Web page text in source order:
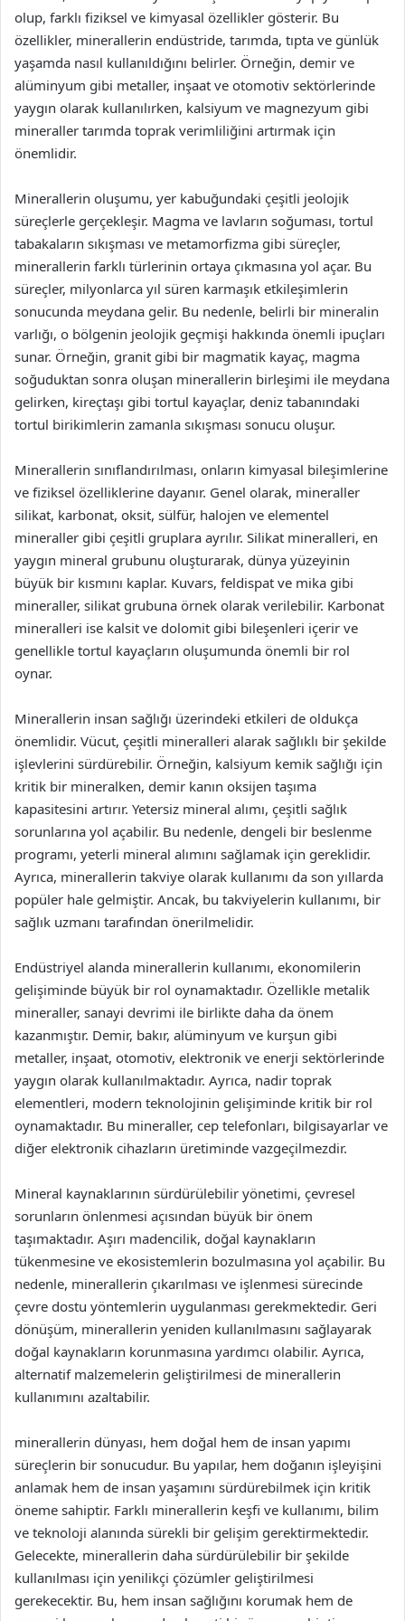
olup, farklı fiziksel ve kimyasal özellikler gösterir. Bu
özellikler, minerallerin endüstride, tarımda, tıpta ve günlük
yaşamda nasıl kullanıldığını belirler. Örneğin, demir ve
alüminyum gibi metaller, inşaat ve otomotiv sektörlerinde
yaygın olarak kullanılırken, kalsiyum ve magnezyum gibi
mineraller tarımda toprak verimliliğini artırmak için
önemlidir.
Minerallerin oluşumu, yer kabuğundaki çeşitli jeolojik
süreçlerle gerçekleşir. Magma ve lavların soğuması, tortul
tabakaların sıkışması ve metamorfizma gibi süreçler,
minerallerin farklı türlerinin ortaya çıkmasına yol açar. Bu
süreçler, milyonlarca yıl süren karmaşık etkileşimlerin
sonucunda meydana gelir. Bu nedenle, belirli bir mineralin
varlığı, o bölgenin jeolojik geçmişi hakkında önemli ipuçları
sunar. Örneğin, granit gibi bir magmatik kayaç, magma
soğuduktan sonra oluşan minerallerin birleşimi ile meydana
gelirken, kireçtaşı gibi tortul kayaçlar, deniz tabanındaki
tortul birikimlerin zamanla sıkışması sonucu oluşur.
Minerallerin sınıflandırılması, onların kimyasal bileşimlerine
ve fiziksel özelliklerine dayanır. Genel olarak, mineraller
silikat, karbonat, oksit, sülfür, halojen ve elementel
mineraller gibi çeşitli gruplara ayrılır. Silikat mineralleri, en
yaygın mineral grubunu oluşturarak, dünya yüzeyinin
büyük bir kısmını kaplar. Kuvars, feldispat ve mika gibi
mineraller, silikat grubuna örnek olarak verilebilir. Karbonat
mineralleri ise kalsit ve dolomit gibi bileşenleri içerir ve
genellikle tortul kayaçların oluşumunda önemli bir rol
oynar.
Minerallerin insan sağlığı üzerindeki etkileri de oldukça
önemlidir. Vücut, çeşitli mineralleri alarak sağlıklı bir şekilde
işlevlerini sürdürebilir. Örneğin, kalsiyum kemik sağlığı için
kritik bir mineralken, demir kanın oksijen taşıma
kapasitesini artırır. Yetersiz mineral alımı, çeşitli sağlık
sorunlarına yol açabilir. Bu nedenle, dengeli bir beslenme
programı, yeterli mineral alımını sağlamak için gereklidir.
Ayrıca, minerallerin takviye olarak kullanımı da son yıllarda
popüler hale gelmiştir. Ancak, bu takviyelerin kullanımı, bir
sağlık uzmanı tarafından önerilmelidir.
Endüstriyel alanda minerallerin kullanımı, ekonomilerin
gelişiminde büyük bir rol oynamaktadır. Özellikle metalik
mineraller, sanayi devrimi ile birlikte daha da önem
kazanmıştır. Demir, bakır, alüminyum ve kurşun gibi
metaller, inşaat, otomotiv, elektronik ve enerji sektörlerinde
yaygın olarak kullanılmaktadır. Ayrıca, nadir toprak
elementleri, modern teknolojinin gelişiminde kritik bir rol
oynamaktadır. Bu mineraller, cep telefonları, bilgisayarlar ve
diğer elektronik cihazların üretiminde vazgeçilmezdir.
Mineral kaynaklarının sürdürülebilir yönetimi, çevresel
sorunların önlenmesi açısından büyük bir önem
taşımaktadır. Aşırı madencilik, doğal kaynakların
tükenmesine ve ekosistemlerin bozulmasına yol açabilir. Bu
nedenle, minerallerin çıkarılması ve işlenmesi sürecinde
çevre dostu yöntemlerin uygulanması gerekmektedir. Geri
dönüşüm, minerallerin yeniden kullanılmasını sağlayarak
doğal kaynakların korunmasına yardımcı olabilir. Ayrıca,
alternatif malzemelerin geliştirilmesi de minerallerin
kullanımını azaltabilir.
minerallerin dünyası, hem doğal hem de insan yapımı
süreçlerin bir sonucudur. Bu yapılar, hem doğanın işleyişini
anlamak hem de insan yaşamını sürdürebilmek için kritik
öneme sahiptir. Farklı minerallerin keşfi ve kullanımı, bilim
ve teknoloji alanında sürekli bir gelişim gerektirmektedir.
Gelecekte, minerallerin daha sürdürülebilir bir şekilde
kullanılması için yenilikçi çözümler geliştirilmesi
gerekecektir. Bu, hem insan sağlığını korumak hem de